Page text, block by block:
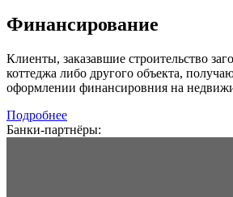
Финансирование
Клиенты, заказавшие строительство
коттеджа либо другого объекта,
оформлении финансировния на
Подробнее
Банки-партнёры: